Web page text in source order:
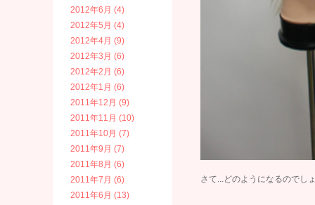
さて...どのようになるのでし
2012年6月 (4)
2012年5月 (4)
2012年4月 (9)
2012年3月 (6)
2012年2月 (6)
2012年1月 (6)
2011年12月 (9)
2011年11月 (10)
2011年10月 (7)
2011年9月 (7)
2011年8月 (6)
2011年7月 (6)
2011年6月 (13)